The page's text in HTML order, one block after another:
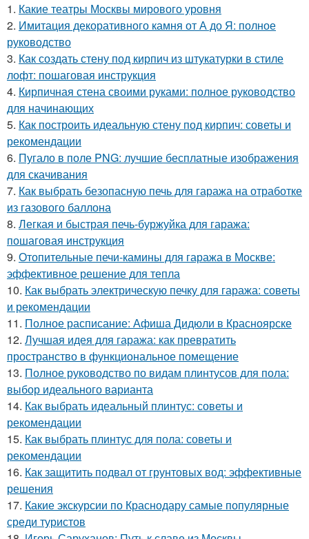
1. Какие театры Москвы мирового уровня
2. Имитация декоративного камня от А до Я: полное
руководство
3. Как создать стену под кирпич из штукатурки в стиле
лофт: пошаговая инструкция
4. Кирпичная стена своими руками: полное руководство
для начинающих
5. Как построить идеальную стену под кирпич: советы и
рекомендации
6. Пугало в поле PNG: лучшие бесплатные изображения
для скачивания
7. Как выбрать безопасную печь для гаража на отработке
из газового баллона
8. Легкая и быстрая печь-буржуйка для гаража:
пошаговая инструкция
9. Отопительные печи-камины для гаража в Москве:
эффективное решение для тепла
10. Как выбрать электрическую печку для гаража: советы
и рекомендации
11. Полное расписание: Афиша Дидюли в Красноярске
12. Лучшая идея для гаража: как превратить
пространство в функциональное помещение
13. Полное руководство по видам плинтусов для пола:
выбор идеального варианта
14. Как выбрать идеальный плинтус: советы и
рекомендации
15. Как выбрать плинтус для пола: советы и
рекомендации
16. Как защитить подвал от грунтовых вод: эффективные
решения
17. Какие экскурсии по Краснодару самые популярные
среди туристов